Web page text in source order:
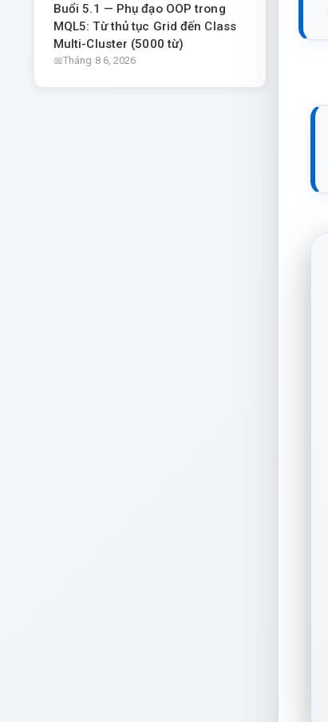
Buổi 5.1 — Phụ đạo OOP trong
MQL5: Từ thủ tục Grid đến Class
Multi-Cluster (5000 từ)
Tháng 8 6, 2026